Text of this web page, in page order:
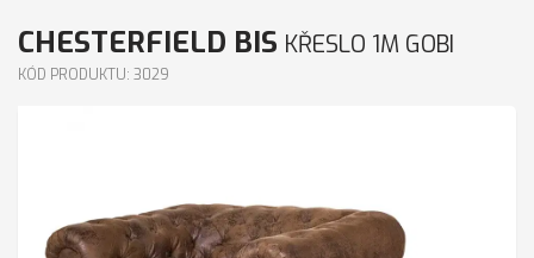
CHESTERFIELD BIS KŘESLO 1M GOBI
KÓD PRODUKTU: 3029